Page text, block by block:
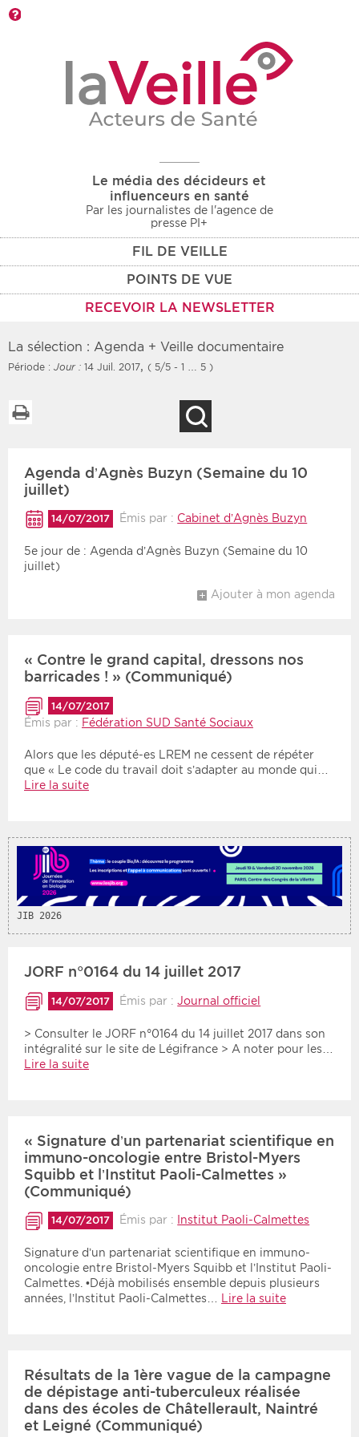
Le média des décideurs et
influenceurs en santé
Par les journalistes de l'agence de
presse PI+
FIL DE VEILLE
POINTS DE VUE
RECEVOIR LA NEWSLETTER
Rendez-vous des 7
prochains jours
Communiqués des 10
derniers jours
Recherche par mots clés
Type d'information
Rendez-vous
Les deux
Protection sociale
Sanitaire
Médico-social
Choisir une zone
Période
Choisir une date de début
Tri
La sélection : Agenda + Veille documentaire
Période : Jour : 14 Juil. 2017, ( 5/5 - 1 … 5 )
Agenda d’Agnès Buzyn (Semaine du 10
juillet)
14/07/2017 Émis par : Cabinet d’Agnès Buzyn
5e jour de : Agenda d’Agnès Buzyn (Semaine du 10
juillet)
Ajouter à mon agenda
« Contre le grand capital, dressons nos
barricades ! » (Communiqué)
14/07/2017
Émis par : Fédération SUD Santé Sociaux
Alors que les député-es LREM ne cessent de répéter
que « Le code du travail doit s’adapter au monde qui…
Lire la suite
JIB 2026
JORF n°0164 du 14 juillet 2017
14/07/2017 Émis par :Journal officiel
> Consulter le JORF n°0164 du 14 juillet 2017 dans son
intégralité sur le site de Légifrance > A noter pour les…
Lire la suite
« Signature d’un partenariat scientifique en
immuno-oncologie entre Bristol-Myers
Squibb et l’Institut Paoli-Calmettes »
(Communiqué)
14/07/2017 Émis par : Institut Paoli-Calmettes
Signature d’un partenariat scientifique en immuno-
oncologie entre Bristol-Myers Squibb et l’Institut Paoli-
Calmettes. •Déjà mobilisés ensemble depuis plusieurs
années, l’Institut Paoli-Calmettes…
Lire la suite
Résultats de la 1ère vague de la campagne
de dépistage anti-tuberculeux réalisée
dans des écoles de Châtellerault, Naintré
et Leigné (Communiqué)